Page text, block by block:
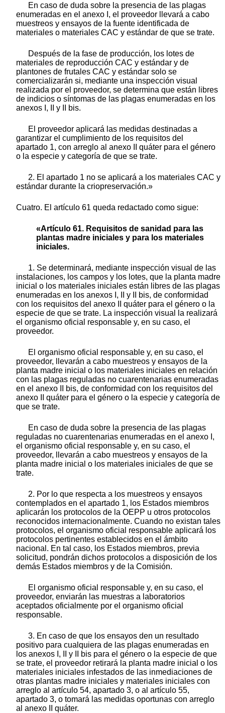
En caso de duda sobre la presencia de las plagas
enumeradas en el anexo I, el proveedor llevará a cabo
muestreos y ensayos de la fuente identificada de
materiales o materiales CAC y estándar de que se trate.
Después de la fase de producción, los lotes de
materiales de reproducción CAC y estándar y de
plantones de frutales CAC y estándar solo se
comercializarán si, mediante una inspección visual
realizada por el proveedor, se determina que están libres
de indicios o síntomas de las plagas enumeradas en los
anexos I, II y II bis.
El proveedor aplicará las medidas destinadas a
garantizar el cumplimiento de los requisitos del
apartado 1, con arreglo al anexo II quáter para el género
o la especie y categoría de que se trate.
2. El apartado 1 no se aplicará a los materiales CAC y
estándar durante la criopreservación.»
Cuatro. El artículo 61 queda redactado como sigue:
«Artículo 61. Requisitos de sanidad para las
plantas madre iniciales y para los materiales
iniciales.
1. Se determinará, mediante inspección visual de las
instalaciones, los campos y los lotes, que la planta madre
inicial o los materiales iniciales están libres de las plagas
enumeradas en los anexos I, II y II bis, de conformidad
con los requisitos del anexo II quáter para el género o la
especie de que se trate. La inspección visual la realizará
el organismo oficial responsable y, en su caso, el
proveedor.
El organismo oficial responsable y, en su caso, el
proveedor, llevarán a cabo muestreos y ensayos de la
planta madre inicial o los materiales iniciales en relación
con las plagas reguladas no cuarentenarias enumeradas
en el anexo II bis, de conformidad con los requisitos del
anexo II quáter para el género o la especie y categoría de
que se trate.
En caso de duda sobre la presencia de las plagas
reguladas no cuarentenarias enumeradas en el anexo I,
el organismo oficial responsable y, en su caso, el
proveedor, llevarán a cabo muestreos y ensayos de la
planta madre inicial o los materiales iniciales de que se
trate.
2. Por lo que respecta a los muestreos y ensayos
contemplados en el apartado 1, los Estados miembros
aplicarán los protocolos de la OEPP u otros protocolos
reconocidos internacionalmente. Cuando no existan tales
protocolos, el organismo oficial responsable aplicará los
protocolos pertinentes establecidos en el ámbito
nacional. En tal caso, los Estados miembros, previa
solicitud, pondrán dichos protocolos a disposición de los
demás Estados miembros y de la Comisión.
El organismo oficial responsable y, en su caso, el
proveedor, enviarán las muestras a laboratorios
aceptados oficialmente por el organismo oficial
responsable.
3. En caso de que los ensayos den un resultado
positivo para cualquiera de las plagas enumeradas en
los anexos I, II y II bis para el género o la especie de que
se trate, el proveedor retirará la planta madre inicial o los
materiales iniciales infestados de las inmediaciones de
otras plantas madre iniciales y materiales iniciales con
arreglo al artículo 54, apartado 3, o al artículo 55,
apartado 3, o tomará las medidas oportunas con arreglo
al anexo II quáter.